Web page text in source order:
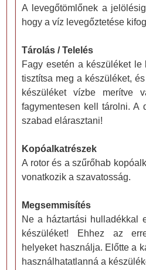
A levegőtömlőnek a
hogy a víz levegőztetése
Tárolás / Telelés
Fagy esetén a készüléket le
tisztítsa meg a készüléket,
készüléket vízbe merítve
fagymentesen kell tárolni. A
szabad elárasztani!
Kopóalkatrészek
A rotor és a szűrőhab
vonatkozik a szavatosság.
Megsemmisítés
Ne a háztartási hulladékkal
készüléket! Ehhez az
helyeket használja. Előtte a
használhatatlanná a